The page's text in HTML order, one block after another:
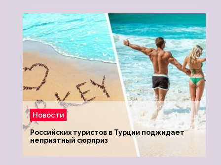
Новости
Российских туристов в Турции поджидает
неприятный сюрприз